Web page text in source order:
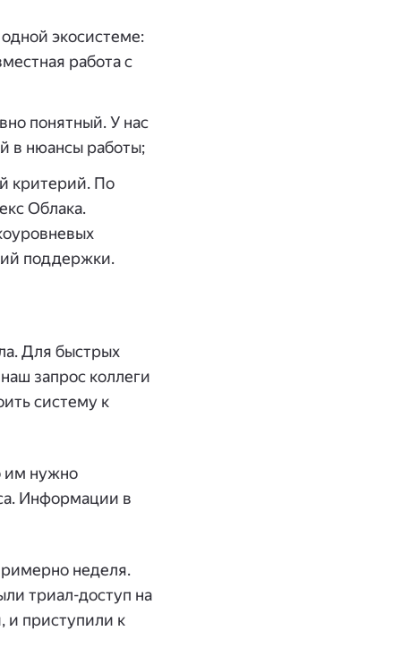
экосистеме:
работа с
понятный. У нас
в нюансы работы;
критерий. По
Облака.
поддержки.
Для быстрых
запрос коллеги
систему к
им нужно
Информации в
неделя.
триал-доступ на
и приступили к